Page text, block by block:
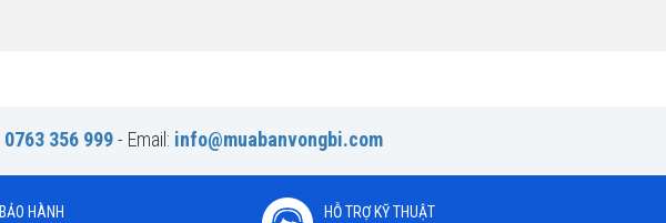
0763 356 999- Email: info@muabanvongbi.com
BẢO HÀNH
HỖ TRỢ KỸ THUẬT